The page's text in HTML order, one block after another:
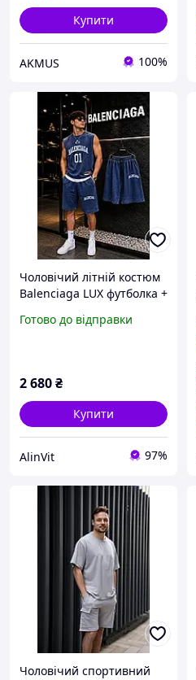
Купити
AKMUS 100%
Чоловічий літній костюм
Balenciaga LUX футболка +
НОВИЙ СЕЗОН 2026 вибір
Готово до відправки
2 680₴
Купити
AlinVit 97%
Чоловічий спортивний